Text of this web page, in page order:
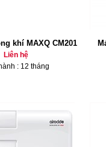
khí MAXQ CM201
Liên hệ
: 12 tháng